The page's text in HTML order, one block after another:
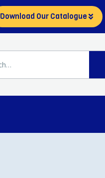
Download Our Catalogue